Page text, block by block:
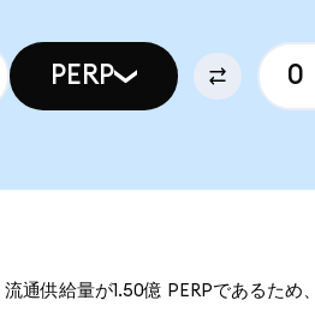
PERP
通供給量が1.50億 PERPであるた